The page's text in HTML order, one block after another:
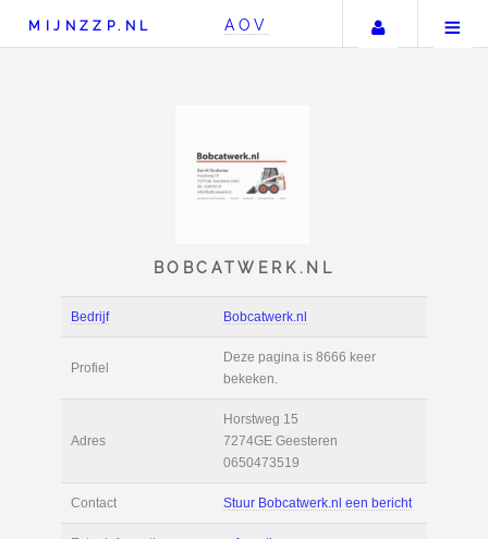
MIJNZZP.NL AOV Uw
BOBCATWERK.NL
Bedrijf Bobcatwerk.nl
Profiel
Deze pagina is 8666
bekeken.